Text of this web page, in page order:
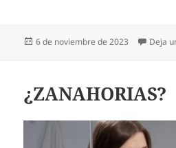
Publicado
6 de noviembre de 2023 Deja
¿ZANAHORIAS?